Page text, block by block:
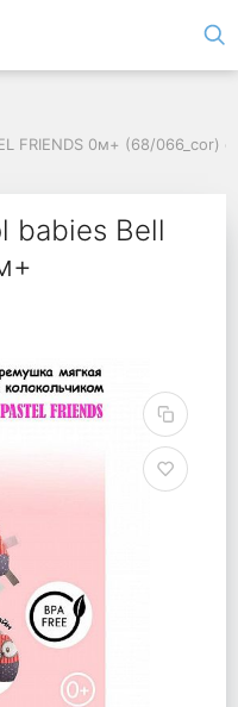
FRIENDS 0м+ (68/066_cor)
babies Bell